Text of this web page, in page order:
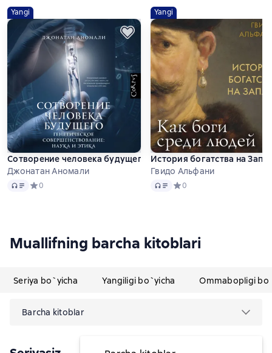
Yangi
Сотворение человека будущего. Генетическое
Джонатан Аномали
Audio Средний рейтинг 0 на основе 0 оценок
0
Yangi
История богатства на
Гвидо Альфани
Audio Средний рейтинг 0 на
0
Muallifning barcha kitoblari
Seriya bo`yicha Yangiligi bo`yicha Ommabopligi
Barcha kitoblar